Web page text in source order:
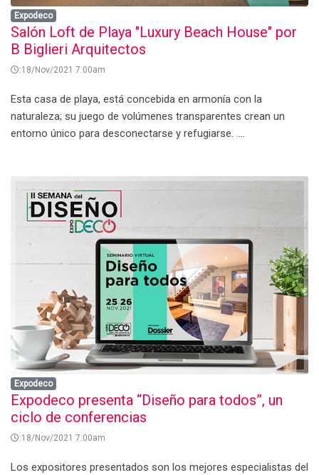
Expodeco
Salón Loft de Playa "Luxury Beach House" por
B Biglieri Arquitectos
:18/Nov/2021 7:00am
Esta casa de playa, está concebida en armonía con la
naturaleza; su juego de volúmenes transparentes crean un
entorno único para desconectarse y refugiarse. ....
Expodeco
Expodeco presenta “Diseño para todos”, un
ciclo de conferencias
:18/Nov/2021 7:00am
Los expositores presentados son los mejores especialistas del